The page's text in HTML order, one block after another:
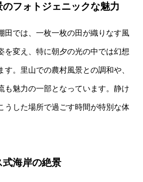
フォトジェニックな魅力
田では、一枚一枚の田が織りなす風
を変え、特に朝夕の光の中では幻想
す。里山での農村風景との調和や、
も魅力の一部となっています。静け
うした場所で過ごす時間が特別な体
海岸の絶景